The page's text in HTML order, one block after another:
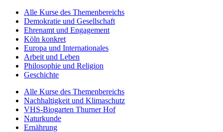
Alle Kurse des Themenbereichs
Demokratie und Gesellschaft
Ehrenamt und Engagement
Köln konkret
Europa und Internationales
Arbeit und Leben
Philosophie und Religion
Geschichte
Alle Kurse des Themenbereichs
Nachhaltigkeit und Klimaschutz
VHS-Biogarten Thurner Hof
Naturkunde
Ernährung